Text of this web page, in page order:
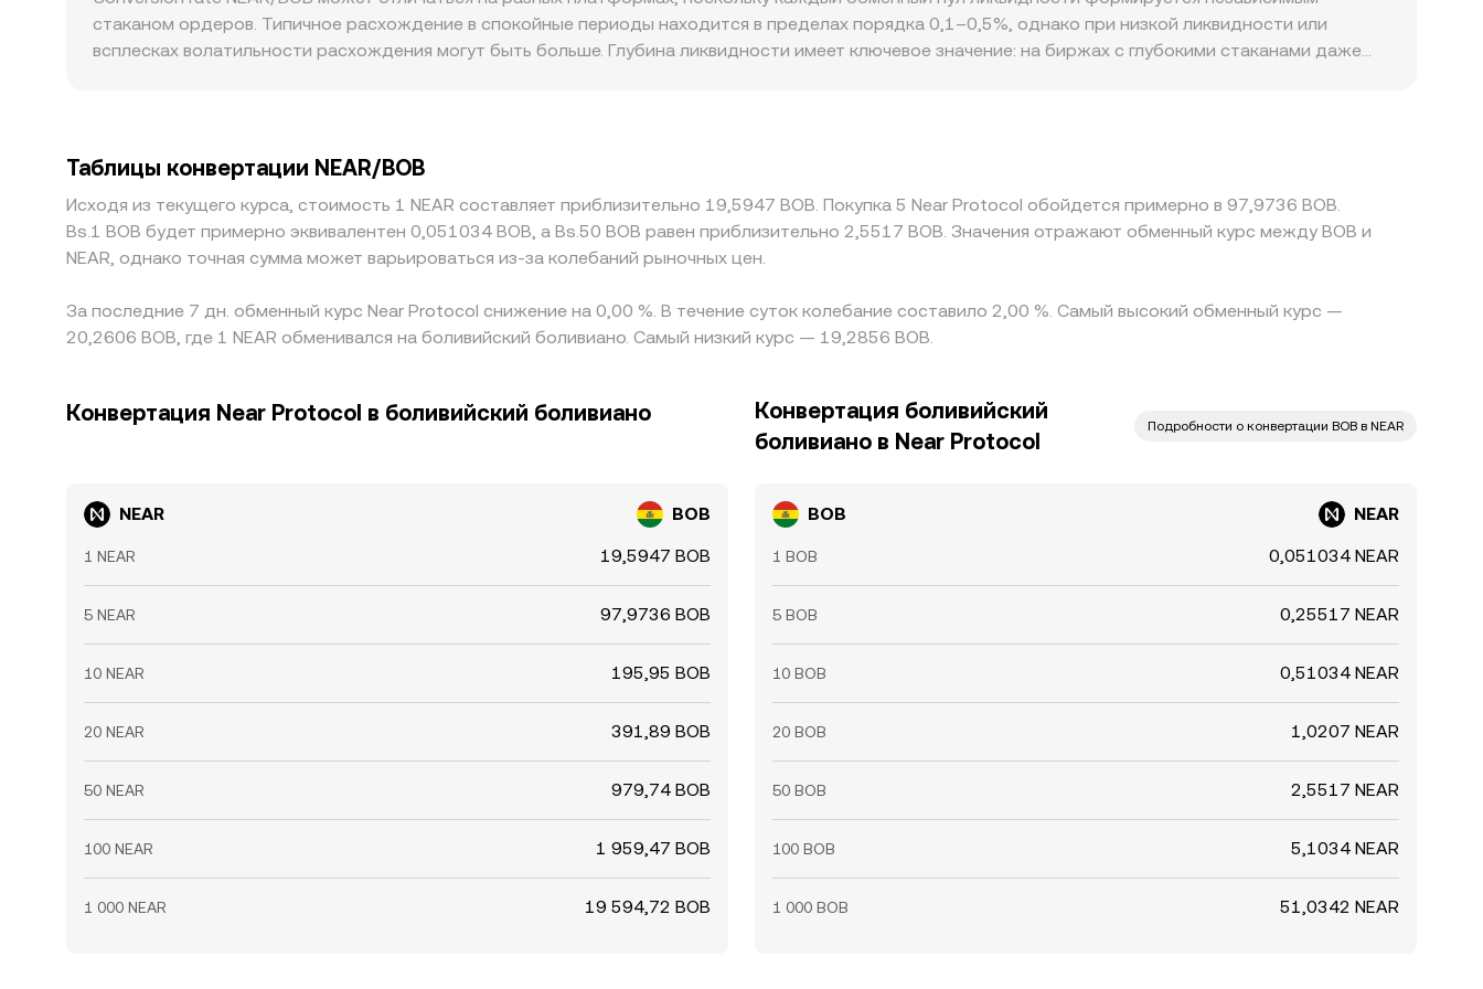
свопах относительные резервы смещаются, что влияет на итоговую цену и, следовательно, на наблюдаемый conversion rate NEAR/BOB через
маршруты с промежуточными активами.
стаканом ордеров. Типичное расхождение в спокойные периоды находится в пределах порядка 0,1–0,5%, однако при низкой ликвидности или
всплесках волатильности расхождения могут быть больше. Глубина ликвидности имеет ключевое значение: на биржах с глубокими стаканами даже
котируется преимущественно против стейблкоинов, поэтому базис USDT (его небольшая премия или дисконт к доллару США) опосредованно
отражается в итоговом NEAR/BOB, если маршрут конверсии проходит через USDT или другие привязанные к доллару активы. Арбитраж между
биржами стремится выровнять цены, но работает не идеально: существуют задержки в переводах, комиссии и риски исполнения, поэтому
краткосрочные расхождения в conversion rate сохраняются.
Таблицы конвертации NEAR/BOB
Исходя из текущего курса, стоимость 1 NEAR составляет приблизительно 19,5947 BOB. Покупка 5 Near Protocol обойдется примерно в 97,9736 BOB.
Bs.1 BOB будет примерно эквивалентен 0,051034 BOB, а Bs.50 BOB равен приблизительно 2,5517 BOB. Значения отражают обменный курс между BOB и
NEAR, однако точная сумма может варьироваться из-за колебаний рыночных цен.
За последние 7 дн. обменный курс Near Protocol снижение на 0,00 %. В течение суток колебание составило 2,00 %. Самый высокий обменный курс —
20,2606 BOB, где 1 NEAR обменивался на боливийский боливиано. Самый низкий курс — 19,2856 BOB.
Конвертация Near Protocol в боливийский боливиано
NEAR BOB
1 NEAR 19,5947 BOB
5 NEAR 97,9736 BOB
10 NEAR 195,95 BOB
20 NEAR 391,89 BOB
50 NEAR 979,74 BOB
100 NEAR 1 959,47 BOB
1 000 NEAR 19 594,72 BOB
Конвертация боливийский
боливиано в Near Protocol
Подробности о конвертации BOB в NEAR
BOB NEAR
1 BOB 0,051034 NEAR
5 BOB 0,25517 NEAR
10 BOB 0,51034 NEAR
20 BOB 1,0207 NEAR
50 BOB 2,5517 NEAR
100 BOB 5,1034 NEAR
1 000 BOB 51,0342 NEAR